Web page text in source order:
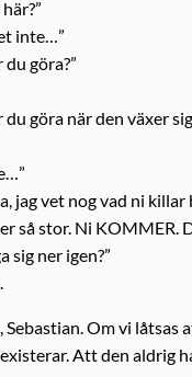
inte…”
göra?”
göra när den växer
jag vet nog vad ni
så stor. Ni KOMMER.
sig ner igen?”
Sebastian. Om vi låtsas
Att den aldrig